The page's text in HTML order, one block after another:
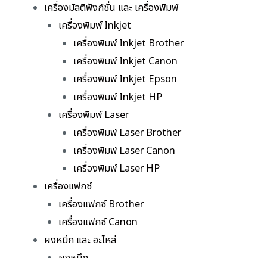
เครื่องมัลติฟังก์ชั่น และ เครื่องพิมพ์
เครื่องพิมพ์ Inkjet
เครื่องพิมพ์ Inkjet Brother
เครื่องพิมพ์ Inkjet Canon
เครื่องพิมพ์ Inkjet Epson
เครื่องพิมพ์ Inkjet HP
เครื่องพิมพ์ Laser
เครื่องพิมพ์ Laser Brother
เครื่องพิมพ์ Laser Canon
เครื่องพิมพ์ Laser HP
เครื่องแฟกซ์
เครื่องแฟกซ์ Brother
เครื่องแฟกซ์ Canon
ผงหมึก และ อะไหล่